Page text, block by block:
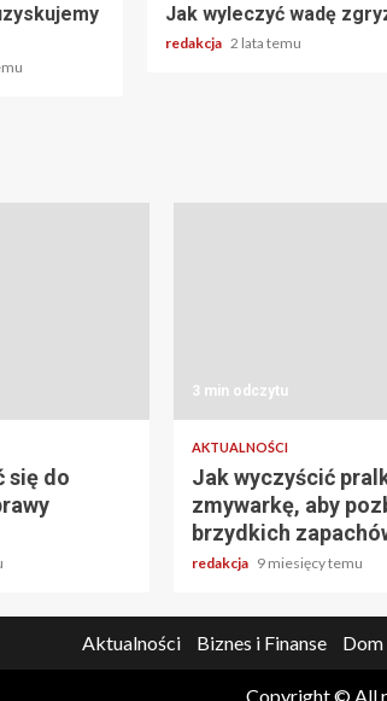
Jak wyleczyć wadę
redakcja 2 lata temu
się do
3 min odczytu
AKTUALNOŚCI
Jak wyczyścić
zmywarkę, aby
brzydkich
redakcja 9 miesięcy temu
Aktualności Biznes i Finanse
Copyright © All